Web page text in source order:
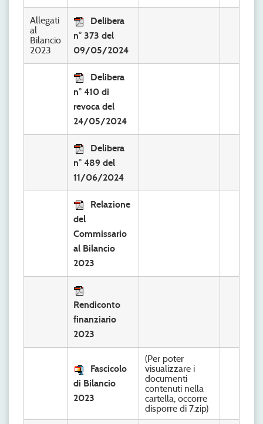
Allegati
al
Bilancio
2023
Delibera
n° 373 del
09/05/2024
Delibera
n° 410 di
revoca del
24/05/2024
Delibera
n° 489 del
11/06/2024
Relazione
del
Commissario
al Bilancio
2023
Rendiconto
finanziario
2023
Fascicolo
di Bilancio
2023
(Per poter
visualizzare i
documenti
contenuti nella
cartella, occorre
disporre di 7.zip)